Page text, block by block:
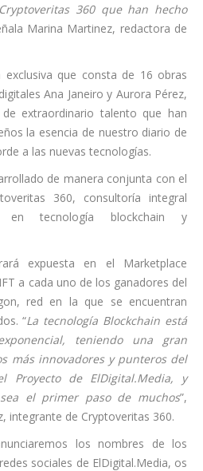
360 que han hecho
Marina Martinez, redactora de
que consta de 16 obras
Ana Janeiro y Aurora Pérez,
extraordinario talento que han
la esencia de nuestro diario de
a las nuevas tecnologías.
de manera conjunta con el
360, consultoría integral
en tecnología blockchain y
expuesta en el Marketplace
a cada uno de los ganadores del
red en la que se encuentran
“La tecnología Blockchain está
teniendo una gran
más innovadores y punteros del
Proyecto de ElDigital.Media, y
el primer paso de muchos”,
integrante de Cryptoveritas 360.
los nombres de los
sociales de ElDigital.Media, os